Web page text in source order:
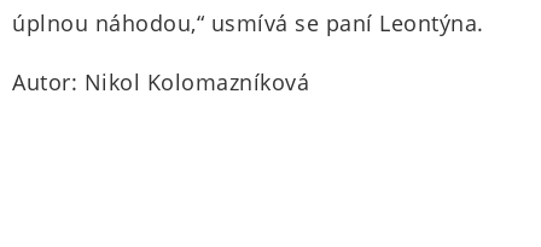
úplnou náhodou,“ usmívá se paní Leontýna.
Autor: Nikol Kolomazníková